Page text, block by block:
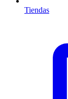
Tiendas